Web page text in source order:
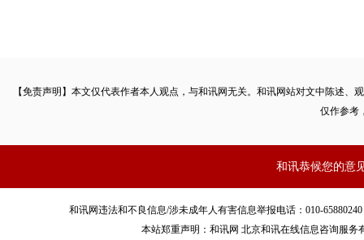
【免责声明】本文仅代表作者本人观点，与和讯网无关。和讯网站对文中陈述
仅作参考
和讯恭候您的意
和讯网违法和不良信息/涉未成年人有害信息举报电话：010-
本站郑重声明：和讯网 北京和讯在线信息咨询服